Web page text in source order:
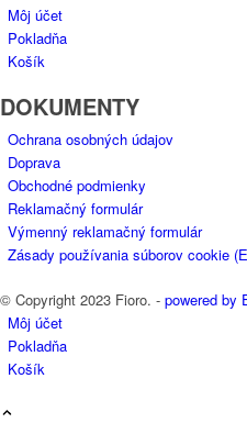
Môj účet
Pokladňa
Košík
DOKUMENTY
Ochrana osobných údajov
Doprava
Obchodné podmienky
Reklamačný formulár
Výmenný reklamačný formulár
Zásady používania súborov cookie
© Copyright 2023 Fioro. - powered by
Môj účet
Pokladňa
Košík